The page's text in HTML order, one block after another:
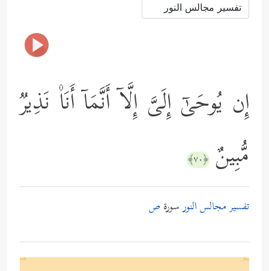
إِن یُوحَىٰۤ إِلَیَّ إِلَّاۤ أَنَّمَاۤ أَنَا۠ نَذِیرࣱ
مُّبِینٌ ﴿٧٠﴾
تفسير مجالس النورسورة ص